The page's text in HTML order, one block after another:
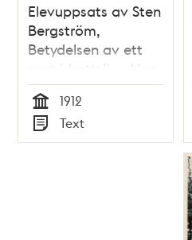
Elevuppsats av Sten
Bergström,
Betydelsen av ett
sunt idrottsliv - Nya
Elementarskolan VT
1912
Tid
1912
Typ
Text